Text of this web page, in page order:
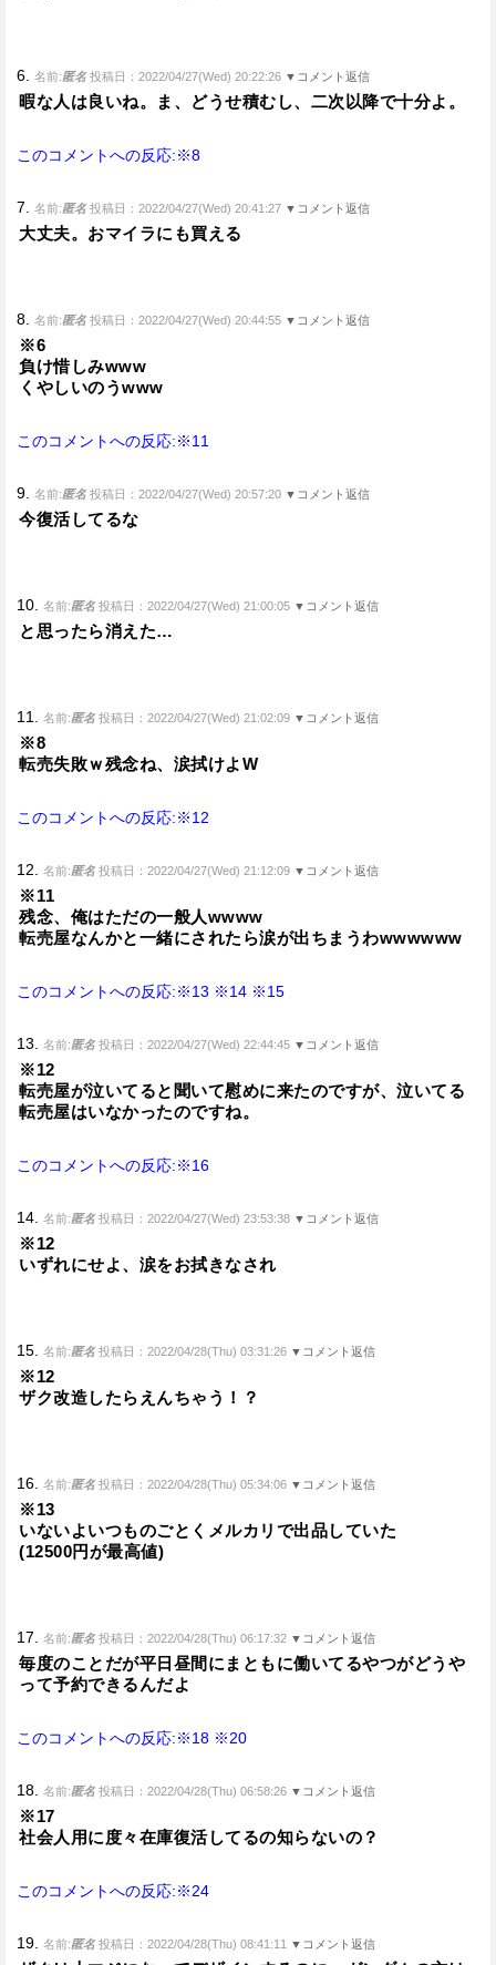
6. 名前:匿名 投稿日：2022/04/27(Wed) 20:22:26 ▼コメント返信
暇な人は良いね。ま、どうせ積むし、二次以降で十分よ。
このコメントへの反応:※8
7. 名前:匿名 投稿日：2022/04/27(Wed) 20:41:27 ▼コメント返信
大丈夫。おマイラにも買える
8. 名前:匿名 投稿日：2022/04/27(Wed) 20:44:55 ▼コメント返信
※6
負け惜しみwww
くやしいのうwww
このコメントへの反応:※11
9. 名前:匿名 投稿日：2022/04/27(Wed) 20:57:20 ▼コメント返信
今復活してるな
10. 名前:匿名 投稿日：2022/04/27(Wed) 21:00:05 ▼コメント返信
と思ったら消えた…
11. 名前:匿名 投稿日：2022/04/27(Wed) 21:02:09 ▼コメント返信
※8
転売失敗ｗ残念ね、涙拭けよW
このコメントへの反応:※12
12. 名前:匿名 投稿日：2022/04/27(Wed) 21:12:09 ▼コメント返信
※11
残念、俺はただの一般人wwww
転売屋なんかと一緒にされたら涙が出ちまうわwwwwww
このコメントへの反応:※13 ※14 ※15
13. 名前:匿名 投稿日：2022/04/27(Wed) 22:44:45 ▼コメント返信
※12
転売屋が泣いてると聞いて慰めに来たのですが、泣いてる
転売屋はいなかったのですね。
このコメントへの反応:※16
14. 名前:匿名 投稿日：2022/04/27(Wed) 23:53:38 ▼コメント返信
※12
いずれにせよ、涙をお拭きなされ
15. 名前:匿名 投稿日：2022/04/28(Thu) 03:31:26 ▼コメント返信
※12
ザク改造したらえんちゃう！？
16. 名前:匿名 投稿日：2022/04/28(Thu) 05:34:06 ▼コメント返信
※13
いないよいつものごとくメルカリで出品していた
(12500円が最高値)
17. 名前:匿名 投稿日：2022/04/28(Thu) 06:17:32 ▼コメント返信
毎度のことだが平日昼間にまともに働いてるやつがどうや
って予約できるんだよ
このコメントへの反応:※18 ※20
18. 名前:匿名 投稿日：2022/04/28(Thu) 06:58:26 ▼コメント返信
※17
社会人用に度々在庫復活してるの知らないの？
このコメントへの反応:※24
19. 名前:匿名 投稿日：2022/04/28(Thu) 08:41:11 ▼コメント返信